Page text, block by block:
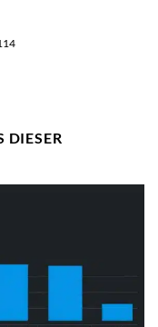
DIESER